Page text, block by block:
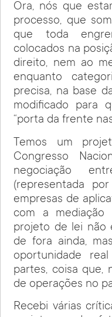
Ora, nós que
processo, que
que toda
colocados na
direito, nem ao
enquanto
precisa, na base
modificado para
“porta da frente
Temos um
Congresso
negociação
(representada
empresas de
com a mediação
projeto de lei não
de fora ainda,
oportunidade
partes, coisa que,
de operações no
Recebi várias